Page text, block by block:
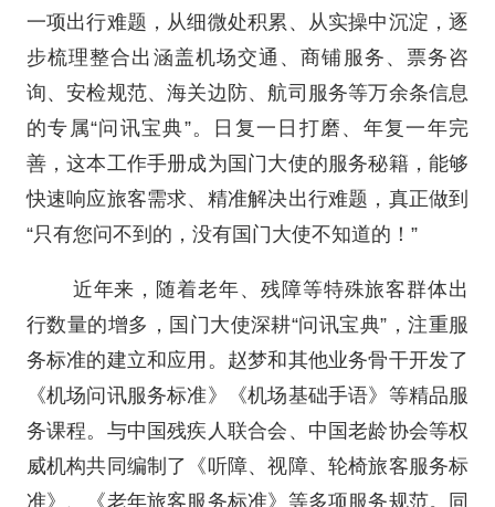
一项出行难题，从细微处积累、从实操中沉淀，逐
步梳理整合出涵盖机场交通、商铺服务、票务咨
询、安检规范、海关边防、航司服务等万余条信息
的专属“问讯宝典”。日复一日打磨、年复一年完
善，这本工作手册成为国门大使的服务秘籍，能够
快速响应旅客需求、精准解决出行难题，真正做到
“只有您问不到的，没有国门大使不知道的！”
近年来，随着老年、残障等特殊旅客群体出
行数量的增多，国门大使深耕“问讯宝典”，注重服
务标准的建立和应用。赵梦和其他业务骨干开发了
《机场问讯服务标准》《机场基础手语》等精品服
务课程。与中国残疾人联合会、中国老龄协会等权
威机构共同编制了《听障、视障、轮椅旅客服务标
准》、《老年旅客服务标准》等多项服务规范。同